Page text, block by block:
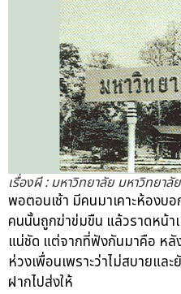
เรื่องผี : มหาวิทยาลัย มหาวิทยา
พอตอนเช้า มีคนมาเคาะห้อง
คนนั้นถูกฆ่าข่มขืน แล้วราดหน้า
แน่ชัด แต่จากที่ฟังกันมาคือ หลั
ห่วงเพื่อนเพราะว่าไม่สบายแล
ฝากไปส่งให้